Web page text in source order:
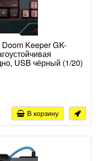
Keeper GK-
USB чёрный (1/20)
В корзину